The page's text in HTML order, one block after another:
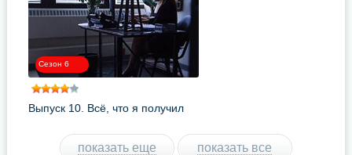
Сезон 6
Выпуск 10. Всё, что я получил
показать еще показать все